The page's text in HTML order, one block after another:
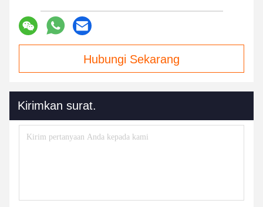
Hubungi Sekarang
Kirimkan surat.